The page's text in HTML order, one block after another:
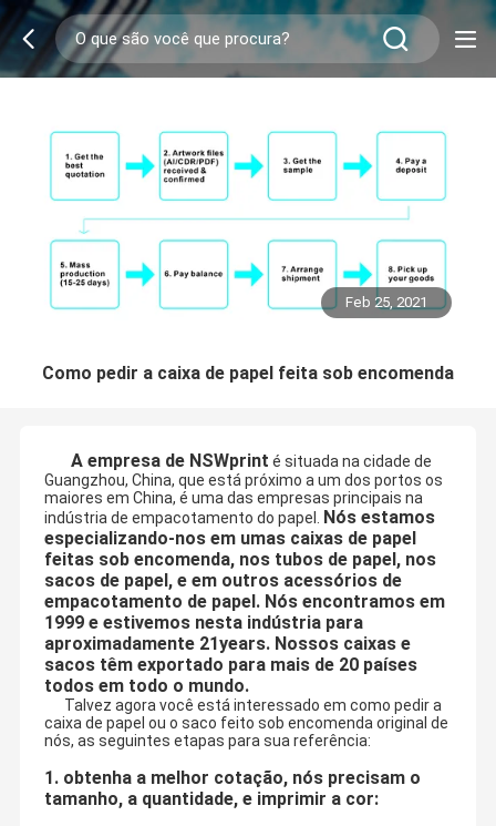
Feb 25, 2021
Como pedir a caixa de papel feita sob encomenda
A empresa de NSWprint é situada na cidade de
Guangzhou, China, que está próximo a um dos portos os
maiores em China, é uma das empresas principais na
indústria de empacotamento do papel. Nós estamos
especializando-nos em umas caixas de papel
feitas sob encomenda, nos tubos de papel, nos
sacos de papel, e em outros acessórios de
empacotamento de papel. Nós encontramos em
1999 e estivemos nesta indústria para
aproximadamente 21years. Nossos caixas e
sacos têm exportado para mais de 20 países
todos em todo o mundo.
Talvez agora você está interessado em como pedir a
caixa de papel ou o saco feito sob encomenda original de
nós, as seguintes etapas para sua referência:
1. obtenha a melhor cotação, nós precisam o
tamanho, a quantidade, e imprimir a cor: